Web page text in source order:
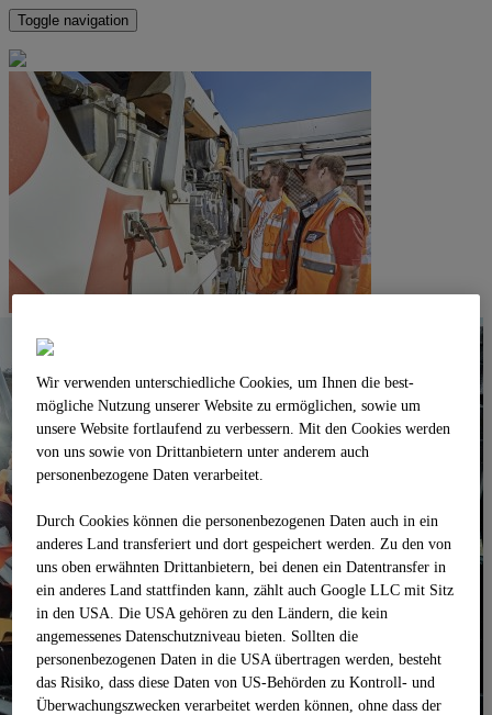
Toggle navigation
Wir verwenden unterschiedliche Cookies, um Ihnen die best­
mögliche Nutzung unserer Website zu ermöglichen, sowie um
unsere Website fortlaufend zu verbessern. Mit den Cookies werden
von uns sowie von Drittanbietern unter anderem auch
personenbezogene Daten verarbeitet.
Durch Cookies können die personenbezogenen Daten auch in ein
anderes Land transferiert und dort gespeichert werden. Zu den von
uns oben erwähnten Drittanbietern, bei denen ein Datentransfer in
ein anderes Land stattfinden kann, zählt auch Google LLC mit Sitz
in den USA. Die USA gehören zu den Ländern, die kein
angemessenes Datenschutzniveau bieten. Sollten die
personenbezogenen Daten in die USA übertragen werden, besteht
das Risiko, dass diese Daten von US-Behörden zu Kontroll- und
Überwachungszwecken verarbeitet werden können, ohne dass der